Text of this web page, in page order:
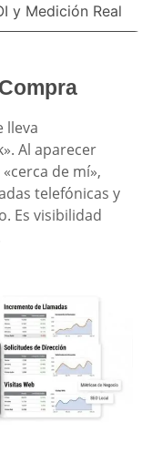
y Medición Real
lleva
Al aparecer
de mí»,
telefónicas y
Es visibilidad